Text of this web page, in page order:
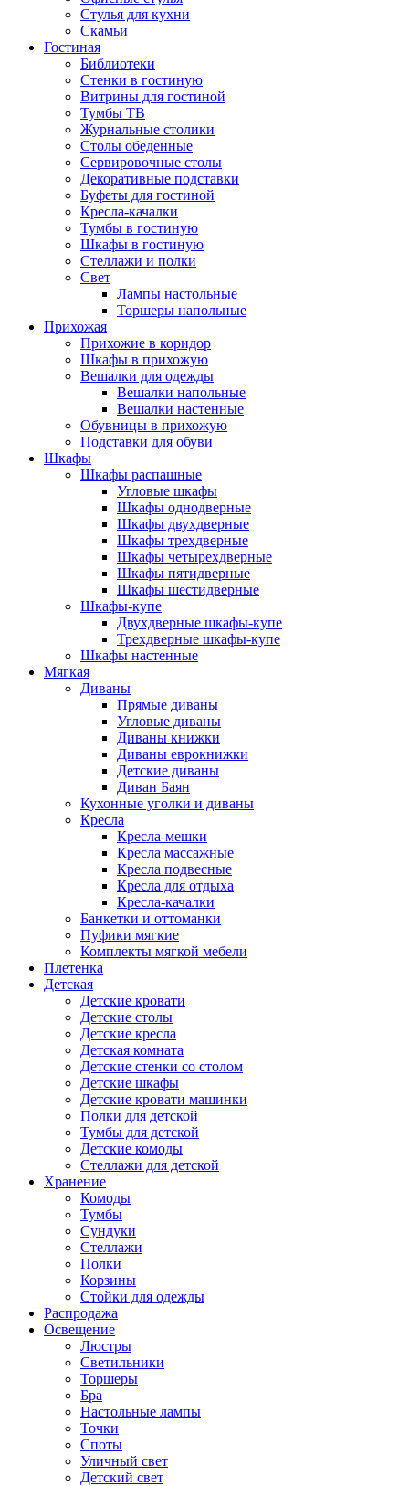
Стулья для кухни
Скамьи
Гостиная
Библиотеки
Стенки в гостиную
Витрины для гостиной
Тумбы ТВ
Журнальные столики
Столы обеденные
Сервировочные столы
Декоративные подставки
Буфеты для гостиной
Кресла-качалки
Тумбы в гостиную
Шкафы в гостиную
Стеллажи и полки
Свет
Лампы настольные
Торшеры напольные
Прихожая
Прихожие в коридор
Шкафы в прихожую
Вешалки для одежды
Вешалки напольные
Вешалки настенные
Обувницы в прихожую
Подставки для обуви
Шкафы
Шкафы распашные
Угловые шкафы
Шкафы однодверные
Шкафы двухдверные
Шкафы трехдверные
Шкафы четырехдверные
Шкафы пятидверные
Шкафы шестидверные
Шкафы-купе
Двухдверные шкафы-купе
Трехдверные шкафы-купе
Шкафы настенные
Мягкая
Диваны
Прямые диваны
Угловые диваны
Диваны книжки
Диваны еврокнижки
Детские диваны
Диван Баян
Кухонные уголки и диваны
Кресла
Кресла-мешки
Кресла массажные
Кресла подвесные
Кресла для отдыха
Кресла-качалки
Банкетки и оттоманки
Пуфики мягкие
Комплекты мягкой мебели
Плетенка
Детская
Детские кровати
Детские столы
Детские кресла
Детская комната
Детские стенки со столом
Детские шкафы
Детские кровати машинки
Полки для детской
Тумбы для детской
Детские комоды
Стеллажи для детской
Хранение
Комоды
Тумбы
Сундуки
Стеллажи
Полки
Корзины
Стойки для одежды
Распродажа
Освещение
Люстры
Светильники
Торшеры
Бра
Настольные лампы
Точки
Споты
Уличный свет
Детский свет